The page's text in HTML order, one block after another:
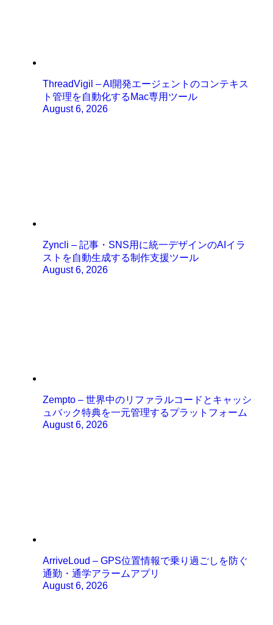
ThreadVigil – AI開発エージェントのコンテキス
ト管理を自動化するMac専用ツール
August 6, 2026
Zyncli – 記事・SNS用に統一デザインのAIイラ
ストを自動生成する制作支援ツール
August 6, 2026
Zempto – 世界中のリファラルコードとキャッシ
ュバック特典を一元管理するプラットフォーム
August 6, 2026
ArriveLoud – GPS位置情報で乗り過ごしを防ぐ
通勤・通学アラームアプリ
August 6, 2026